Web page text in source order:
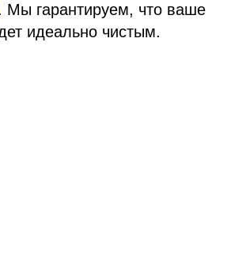
Мы гарантируем, что ваше
идеально чистым.